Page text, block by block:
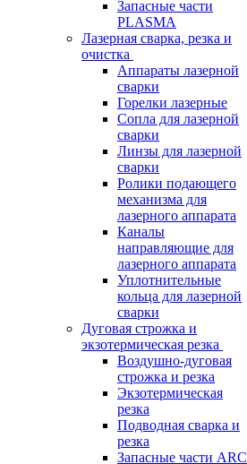
Запасные части
PLASMA
Лазерная сварка, резка и
очистка
Аппараты лазерной
сварки
Горелки лазерные
Сопла для лазерной
сварки
Линзы для лазерной
сварки
Ролики подающего
механизма для
лазерного аппарата
Каналы
направляющие для
лазерного аппарата
Уплотнительные
кольца для лазерной
сварки
Дуговая строжка и
экзотермическая резка
Воздушно-дуговая
строжка и резка
Экзотермическая
резка
Подводная сварка и
резка
Запасные части ARC